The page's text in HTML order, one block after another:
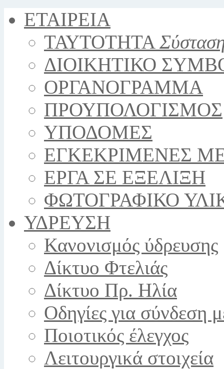
ΕΤΑΙΡΕΙΑ
ΤΑΥΤΟΤΗΤΑ
ΔΙΟΙΚΗΤΙΚΟ
ΟΡΓΑΝΟΓΡΑΜΜΑ
ΠΡΟΥΠΟΛΟΓΙΣΜΟΣ
YΠΟΔΟΜΕΣ
ΕΓΚΕΚΡΙΜΕΝΕΣ
ΕΡΓΑ ΣΕ ΕΞΕΛΙΞΗ
ΦΩΤΟΓΡΑΦΙΚΟ
ΥΔΡΕΥΣΗ
Κανονισμός ύδρευσης
Δίκτυο Φτελιάς
Δίκτυο Πρ. Ηλία
Οδηγίες για σύνδεση
Ποιοτικός έλεγχος
Λειτουργικά στοιχεία